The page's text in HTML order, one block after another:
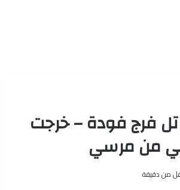
فرج فودة – خرجت
من مرسي
من دقيقة